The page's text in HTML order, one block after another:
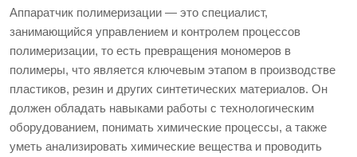
Аппаратчик полимеризации — это специалист,
занимающийся управлением и контролем процессов
полимеризации, то есть превращения мономеров в
полимеры, что является ключевым этапом в производстве
пластиков, резин и других синтетических материалов. Он
должен обладать навыками работы с технологическим
оборудованием, понимать химические процессы, а также
уметь анализировать химические вещества и проводить